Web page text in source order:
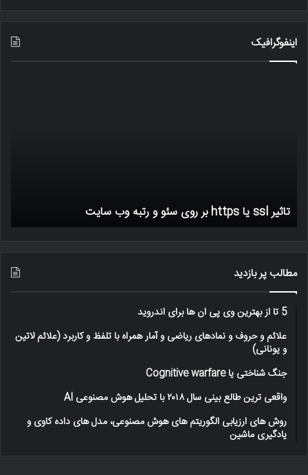
اینفوگرافیک
وب
سایت
تاثیر ssl یا https بر روی سئو و رتبه وب سایت
مطالب پر بازدید
5 تا از بهترین وی پی ان ها برای اندروید
علائم و حروف و نمادهای ریاضی و آمار همراه با تلفظ و کاربرد (علائم لاتین
و یونانی)
جنگ شناختی یا Cognitive warfare
واقعی ترین طالع بینی سال ۲۰۱۸ با تحلیل هوش مصنوعی AI
روش های ارزیابی الگوریتم های هوش مصنوعی، مدل های داده کاوی و
یادگیری ماشین